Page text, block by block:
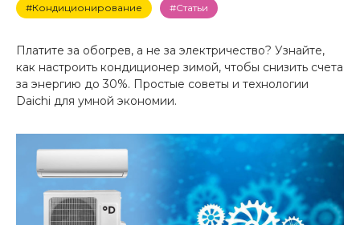
#Кондиционирование #Статьи
Платите за обогрев, а не за электричество? Узнайте,
как настроить кондиционер зимой, чтобы снизить счета
за энергию до 30%. Простые советы и технологии
Daichi для умной экономии.